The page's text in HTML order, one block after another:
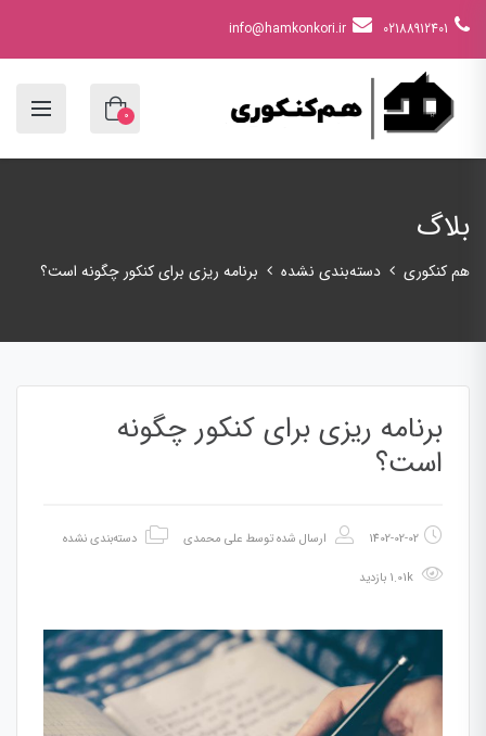
02188912401
info@hamkonkori.ir
0
بلاگ
هم کنکوری دسته‌بندی نشده برنامه ریزی برای کنکور چگونه است؟
برنامه ریزی برای کنکور چگونه
است؟
1402-02-02 ارسال شده توسط علی محمدی دسته‌بندی نشده